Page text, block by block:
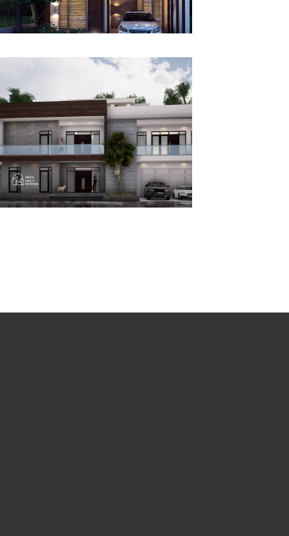
Desain Rumah Bapak Ali
di Lippo Karawaci
DESAIN RUMAH TERBAIK